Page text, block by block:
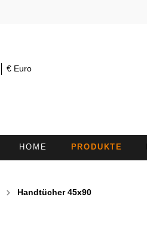
€ Euro
HOME PRODUKTE
Handtücher 45x90